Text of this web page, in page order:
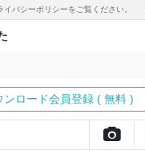
バシーポリシーをご覧ください。
ンロード会員登録 ( 無料 )